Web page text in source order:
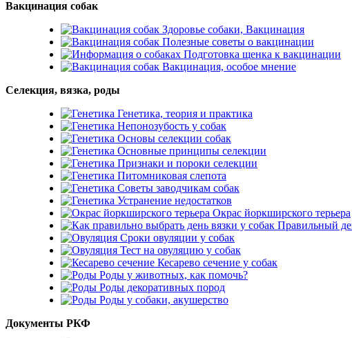
Вакцинация собак
Здоровье собаки, Вакцинация
Полезные советы о вакцинации
Подготовка щенка к вакцинации
Вакцинация, особое мнение
Селекция, вязка, роды
Генетика, теория и практика
Непонозубость у собак
Основы селекции собак
Основные принципы селекции
Признаки и пороки селекции
Питомниковая слепота
Советы заводчикам собак
Устранение недостатков
Окрас йоркширского терьера
Правильный
Сроки овуляции у собак
Тест на овуляцию у собак
Кесарево сечение у собак
Роды у животных, как помочь?
Роды декоративных пород
Роды у собаки, акушерство
Документы РКФ